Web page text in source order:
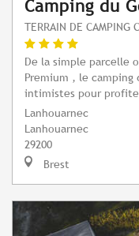
Camping du
TERRAIN DE CAMPING
De la simple parcelle
Premium , le
intimistes pour
Lanhouarnec
Lanhouarnec
29200
Brest